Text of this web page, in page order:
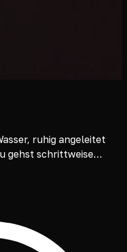
ruhig angeleitet
gehst schrittweise
die Atmung. Ein
und Kopf.